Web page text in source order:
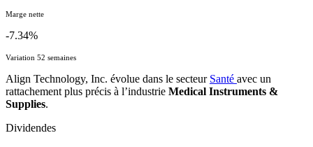
Marge nette
-7.34%
Variation 52 semaines
Align Technology, Inc. évolue dans le secteur Santé avec un
rattachement plus précis à l’industrie Medical Instruments &
Supplies.
Dividendes